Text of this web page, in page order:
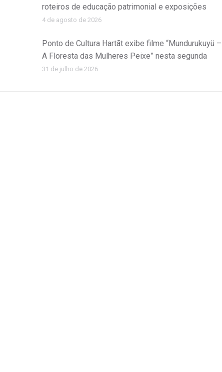
roteiros de educação patrimonial e exposições
4 de agosto de 2026
Ponto de Cultura Hartãt exibe filme “Mundurukuyü –
A Floresta das Mulheres Peixe” nesta segunda
31 de julho de 2026